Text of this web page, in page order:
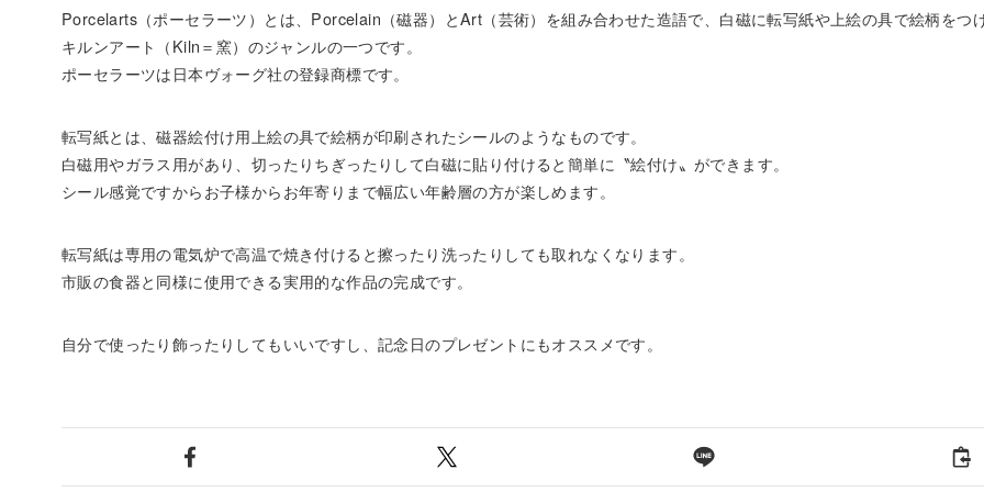
Porcelarts（ポーセラーツ）とは、Porcelain（磁器）とArt（芸術）を組み合わせた造語で、白磁に転写紙や上絵の具で絵柄をつ
キルンアート（Kiln＝窯）のジャンルの一つです。
ポーセラーツは日本ヴォーグ社の登録商標です。
転写紙とは、磁器絵付け用上絵の具で絵柄が印刷されたシールのようなものです。
白磁用やガラス用があり、切ったりちぎったりして白磁に貼り付けると簡単に〝絵付け〟ができます。
シール感覚ですからお子様からお年寄りまで幅広い年齢層の方が楽しめます。
転写紙は専用の電気炉で高温で焼き付けると擦ったり洗ったりしても取れなくなります。
市販の食器と同様に使用できる実用的な作品の完成です。
自分で使ったり飾ったりしてもいいですし、記念日のプレゼントにもオススメです。